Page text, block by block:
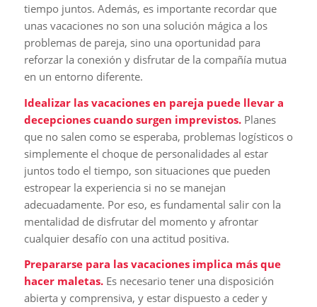
tiempo juntos. Además, es importante recordar que
unas vacaciones no son una solución mágica a los
problemas de pareja, sino una oportunidad para
reforzar la conexión y disfrutar de la compañía mutua
en un entorno diferente.
Idealizar las vacaciones en pareja puede llevar a
decepciones cuando surgen imprevistos.Planes
que no salen como se esperaba, problemas logísticos o
simplemente el choque de personalidades al estar
juntos todo el tiempo, son situaciones que pueden
estropear la experiencia si no se manejan
adecuadamente. Por eso, es fundamental salir con la
mentalidad de disfrutar del momento y afrontar
cualquier desafío con una actitud positiva.
Prepararse para las vacaciones implica más que
hacer maletas.Es necesario tener una disposición
abierta y comprensiva, y estar dispuesto a ceder y